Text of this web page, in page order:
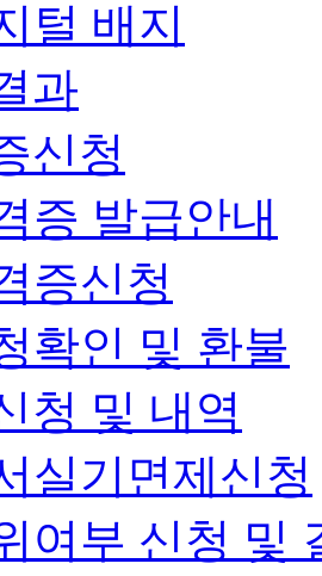
털 배지
과
신청
증 발급안내
증신청
확인 및 환불
청 및 내역
실기면제신청
여부 신청 및